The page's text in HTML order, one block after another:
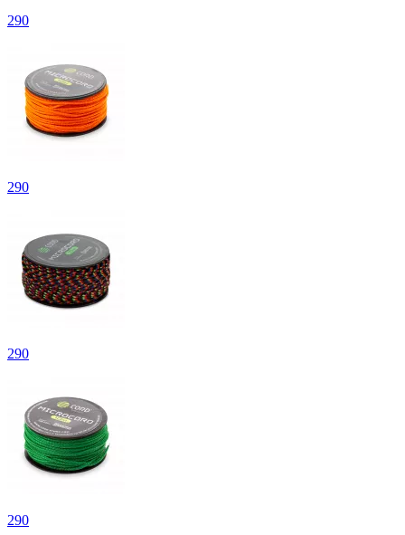
290
290
290
290